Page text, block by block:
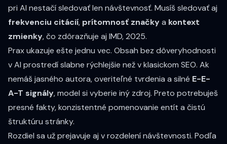
pri AI nestačí sledovať len návštevnosť. Musíš sledovať aj
frekvenciu citácií, prítomnosť značkya kontext
zmienky, čo zdôrazňuje aj IMD, 2025.
Prax ukazuje ešte jednu vec. Obsah bez dôveryhodnosti
v AI prostredí slabne rýchlejšie než v klasickom SEO. Ak
nemáš jasného autora, overiteľné tvrdenia a silné E-E-
A-T signály, model si vyberie iný zdroj. Preto potrebuješ
presné fakty, konzistentné pomenovanie entít a čistú
štruktúru stránky.
Rozdiel sa už prejavuje aj v rozdelení návštevnosti. Podľa